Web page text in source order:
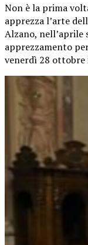
Non è la prima
apprezza l’arte
Alzano, nell’aprile
apprezzamento
venerdì 28 ottobre